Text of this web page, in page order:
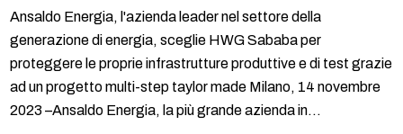
Ansaldo Energia, l'azienda leader nel settore della
generazione di energia, sceglie HWG Sababa per
proteggere le proprie infrastrutture produttive e di test grazie
ad un progetto multi-step taylor made Milano, 14 novembre
2023 –Ansaldo Energia, la più grande azienda in…